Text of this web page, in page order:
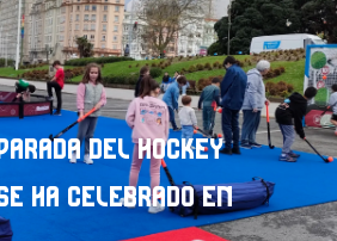
DEL HOCKEY
HA CELEBRADO EN